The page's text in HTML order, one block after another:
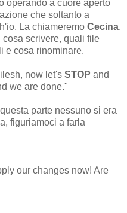
operando a cuore aperto
che soltanto a
La chiameremo Cecina.
scrivere, quali file
e cosa rinominare.
now let's STOP and
we are done."
parte nessuno si era
figuriamoci a farla
our changes now! Are